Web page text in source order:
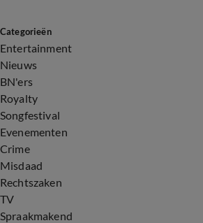
Categorieën
Entertainment
Nieuws
BN'ers
Royalty
Songfestival
Evenementen
Crime
Misdaad
Rechtszaken
TV
Spraakmakend